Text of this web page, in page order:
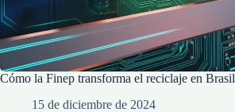
Cómo la Finep transforma el reciclaje en Brasil
15 de diciembre de 2024